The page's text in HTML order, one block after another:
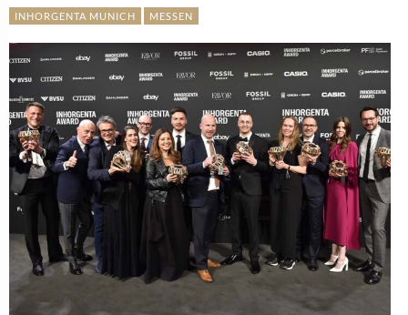
INHORGENTA MUNICH MESSEN